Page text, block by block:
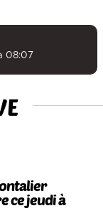
08:07
ce jeudi à